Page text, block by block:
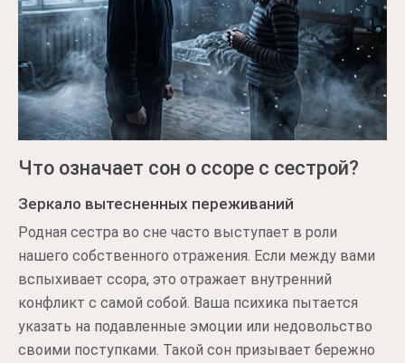
Что означает сон о ссоре с сестрой?
Зеркало вытесненных переживаний
Родная сестра во сне часто выступает в роли
нашего собственного отражения. Если между вами
вспыхивает ссора, это отражает внутренний
конфликт с самой собой. Ваша психика пытается
указать на подавленные эмоции или недовольство
своими поступками. Такой сон призывает бережно